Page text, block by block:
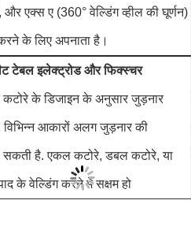
और एक्स ए (360° वेल्डिंग व्हील की घूर्णन)
के लिए अपनाता है।
टेबल इलेक्ट्रोड और फिक्स्चर
के डिजाइन के अनुसार जुड़नार
विभिन्न आकारों अलग जुड़नार की
सकती है. एकल कटोरे, डबल कटोरे, या
के वेल्डिंग करने में सक्षम हो